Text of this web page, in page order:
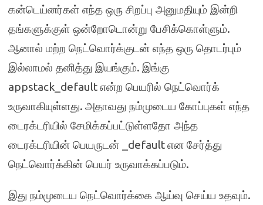
கன்டெய்னர்கள் எந்த ஒரு சிறப்பு அனுமதியும் இன்றி
தங்களுக்குள் ஒன்றோடொன்று பேசிக்கொள்ளும்.
ஆனால் மற்ற நெட்வொர்க்குடன் எந்த ஒரு தொடர்பும்
இல்லாமல் தனித்து இயங்கும். இங்கு
appstack_defaultஎன்ற பெயரில் நெட்வொர்க்
உருவாகியுள்ளது. அதாவது நம்முடைய கோப்புகள் எந்த
டைரக்டரியில் சேமிக்கப்பட்டுள்ளதோ அந்த
டைரக்டரியின் பெயருடன்
_defaultஎன சேர்த்து
நெட்வொர்க்கின் பெயர் உருவாக்கப்படும்.
இது நம்முடைய நெட்வொர்க்கை ஆய்வு செய்ய உதவும்.